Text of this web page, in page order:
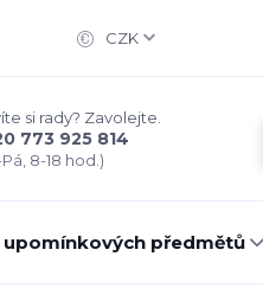
CZK
si rady? Zavolejte.
773 925 814
8-18 hod.)
předmětů